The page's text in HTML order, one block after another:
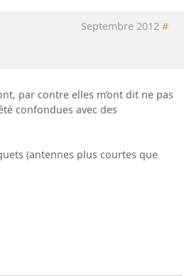
Septembre 2012 #
par contre elles m’ont dit ne pas
confondues avec des
(antennes plus courtes que